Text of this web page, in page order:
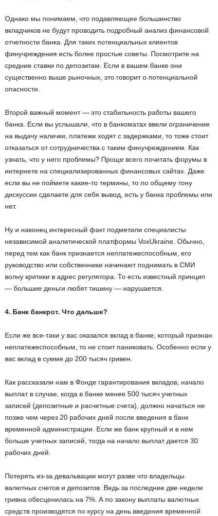
Однако мы понимаем, что подавляющее большинство
вкладчиков не будут проводить подробный анализ финансовой
отчетности банка. Для таких потенциальных клиентов
финучреждения есть более простые советы. Посмотрите на
средние ставки по депозитам. Если в вашем банке они
существенно выше рыночных, это говорит о потенциальной
опасности.
Второй важный момент — это стабильность работы вашего
банка. Если вы услышали, что в банкоматах ввели ограничение
на выдачу налички, платежи ходят с задержками, то тоже стоит
отказаться от сотрудничества с таким финучреждением. Как
узнать, что у него проблемы? Проще всего почитать форумы в
интернете на специализированных финансовых сайтах. Даже
если вы не поймете какие-то термины, то по общему тону
дискуссии сделаете для себя вывод, есть у банка проблемы или
нет.
Ну и наконец интересный факт подметили специалисты
независимой аналитической платформы VoxUkraine. Обычно,
перед тем как банк признается неплатежеспособным, его
руководство или собственники начинают поднимать в СМИ
волну критики в адрес регулятора. То есть известный принцип
— большие деньги любят тишину — нарушается.
4. Банк банкрот. Что дальше?
Если же все-таки у вас оказался вклад в банке, который признан
неплатежеспособным, то не стоит паниковать. Особенно если у
вас вклад в сумме до 200 тысяч гривен.
Как рассказали нам в Фонде гарантирования вкладов, начало
выплат в случае, когда в банке менее 500 тысяч учетных
записей (депозитные и расчетные счета), должно начаться не
позже чем через 20 рабочих дней после введения в банк
временной администрации. Если же банк крупный и в нем
больше учетных записей, тогда на начало выплат дается 30
рабочих дней.
Потерять из-за девальвации могут разве что владельцы
валютных счетов и депозитов. Ведь за последние две недели
гривна обесценилась на 7%. А по закону выплаты валютных
средств производятся по курсу на день введения временной